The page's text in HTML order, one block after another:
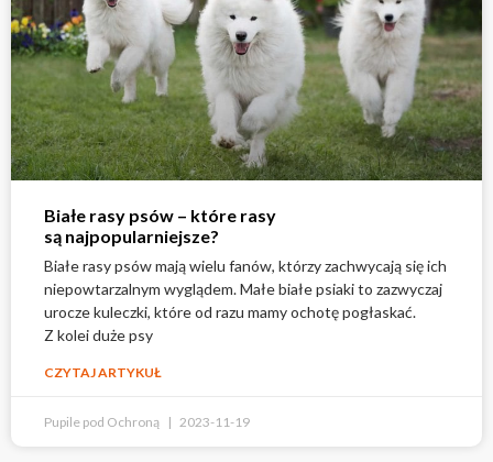
Białe rasy psów – które rasy
są najpopularniejsze?
Białe rasy psów mają wielu fanów, którzy zachwycają się ich
niepowtarzalnym wyglądem. Małe białe psiaki to zazwyczaj
urocze kuleczki, które od razu mamy ochotę pogłaskać.
Z kolei duże psy
CZYTAJ ARTYKUŁ
Pupile pod Ochroną 2023-11-19